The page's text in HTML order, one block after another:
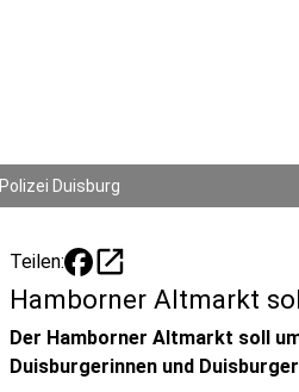
Polizei Duisburg
Teilen: open_in_new
Hamborner Altmarkt
Der Hamborner Altmarkt soll
Duisburgerinnen und